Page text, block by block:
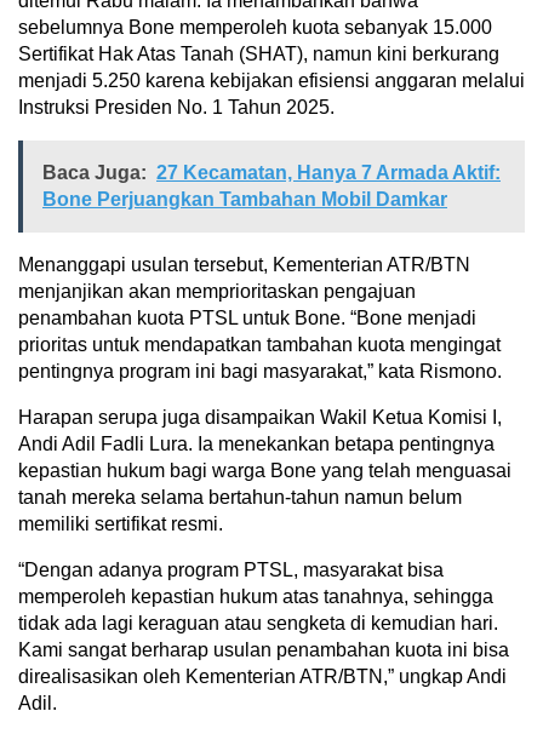
sebelumnya Bone memperoleh kuota sebanyak 15.000
Sertifikat Hak Atas Tanah (SHAT), namun kini berkurang
menjadi 5.250 karena kebijakan efisiensi anggaran melalui
Instruksi Presiden No. 1 Tahun 2025.
Baca Juga: 27 Kecamatan, Hanya 7 Armada Aktif:
Bone Perjuangkan Tambahan Mobil Damkar
Menanggapi usulan tersebut, Kementerian ATR/BTN
menjanjikan akan memprioritaskan pengajuan
penambahan kuota PTSL untuk Bone. “Bone menjadi
prioritas untuk mendapatkan tambahan kuota mengingat
pentingnya program ini bagi masyarakat,” kata Rismono.
Harapan serupa juga disampaikan Wakil Ketua Komisi I,
Andi Adil Fadli Lura. Ia menekankan betapa pentingnya
kepastian hukum bagi warga Bone yang telah menguasai
tanah mereka selama bertahun-tahun namun belum
memiliki sertifikat resmi.
“Dengan adanya program PTSL, masyarakat bisa
memperoleh kepastian hukum atas tanahnya, sehingga
tidak ada lagi keraguan atau sengketa di kemudian hari.
Kami sangat berharap usulan penambahan kuota ini bisa
direalisasikan oleh Kementerian ATR/BTN,” ungkap Andi
Adil.